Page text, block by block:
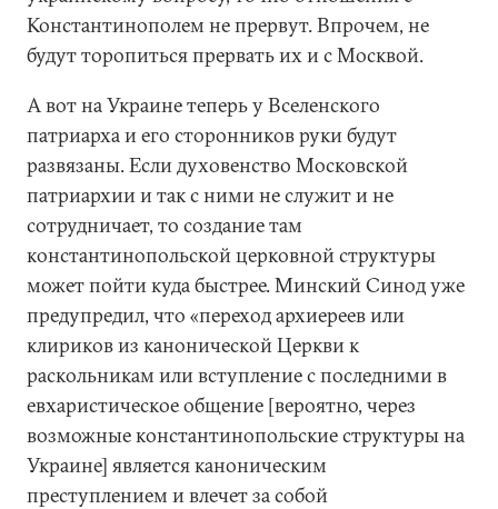
Константинополем не прервут. Впрочем, не
будут торопиться прервать их и с Москвой.
А вот на Украине теперь у Вселенского
патриарха и его сторонников руки будут
развязаны. Если духовенство Московской
патриархии и так с ними не служит и не
сотрудничает, то создание там
константинопольской церковной структуры
может пойти куда быстрее. Минский Синод уже
предупредил, что «переход архиереев или
клириков из канонической Церкви к
раскольникам или вступление с последними в
евхаристическое общение [вероятно, через
возможные константинопольские структуры на
Украине] является каноническим
преступлением и влечет за собой